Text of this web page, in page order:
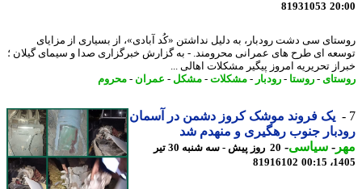
81931053
سی دشت رودبار، به دلیل نداشتن «کُد آبادی»، از بسیاری از مزایای
ای طرح های عمرانی محرومند. - به گزارش خبرگزاری صدا و سیمای گیلان ؛
تحریریه امروز پیگیر مشکلات اهالی ...
-روستا-رودبار-مشکلات-مشکل-عمران- محروم
یک فروند موشک کروز دشمن در آسمان
جنوب رهگیری و منهدم شد
-سیاسی-
20 روز پیش - سه شنبه 30 تیر
81916102